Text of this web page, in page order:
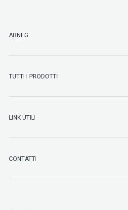
ARNEG
TUTTI I PRODOTTI
LINK UTILI
CONTATTI